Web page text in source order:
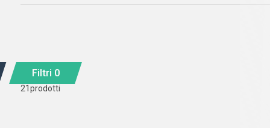
Filtri 0
21prodotti